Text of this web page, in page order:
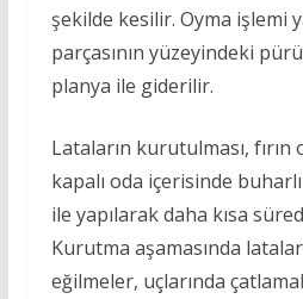
şekilde kesilir. Oyma işlemi
parçasının yüzeyindeki
planya ile giderilir.
Lataların kurutulması, fırın
kapalı oda içerisinde
ile yapılarak daha kısa
Kurutma aşamasında
eğilmeler, uçlarında